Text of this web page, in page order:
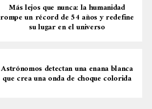
Más lejos que nunca: la humanidad
rompe un récord de 54 años y redefine
su lugar en el universo
Astrónomos detectan una enana blanca
que crea una onda de choque colorida